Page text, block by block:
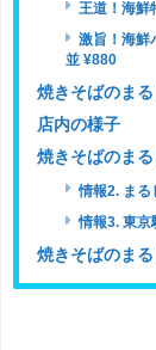
王道！海鮮
激旨！海鮮
並 ¥880
焼きそばのま
店内の様子
焼きそばのま
情報2. まる
情報3. 東京
焼きそばのま